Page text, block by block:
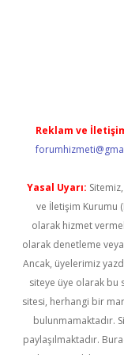
Reklam ve
Yasal Uyarı:
ve İletişim Kurumu
olarak hizmet
olarak denetleme
Ancak, üyelerimiz
siteye üye olarak bu
sitesi, herhangi bir
bulunmamaktadır.
paylaşılmaktadır.